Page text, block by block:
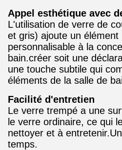
Appel esthétique avec
L'utilisation de verre de
et gris) ajoute un élément
personnalisable à la
bain.créer soit une
une touche subtile qui
éléments de la salle de
Facilité d'entretien
Le verre trempé a une
le verre ordinaire, ce qui
nettoyer et à
temps.